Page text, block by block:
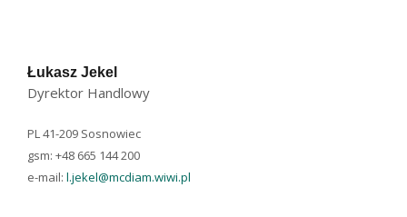
Łukasz Jekel
Dyrektor Handlowy
PL 41-209 Sosnowiec
gsm: +48 665 144 200
e-mail: l.jekel@mcdiam.wiwi.pl